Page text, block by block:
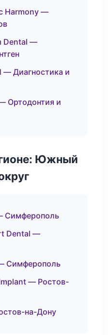
Harmony —
Dental —
— Диагностика и
Ортодонтия и
Южный
Симферополь
Dental —
Симферополь
— Ростов-
на-Дону